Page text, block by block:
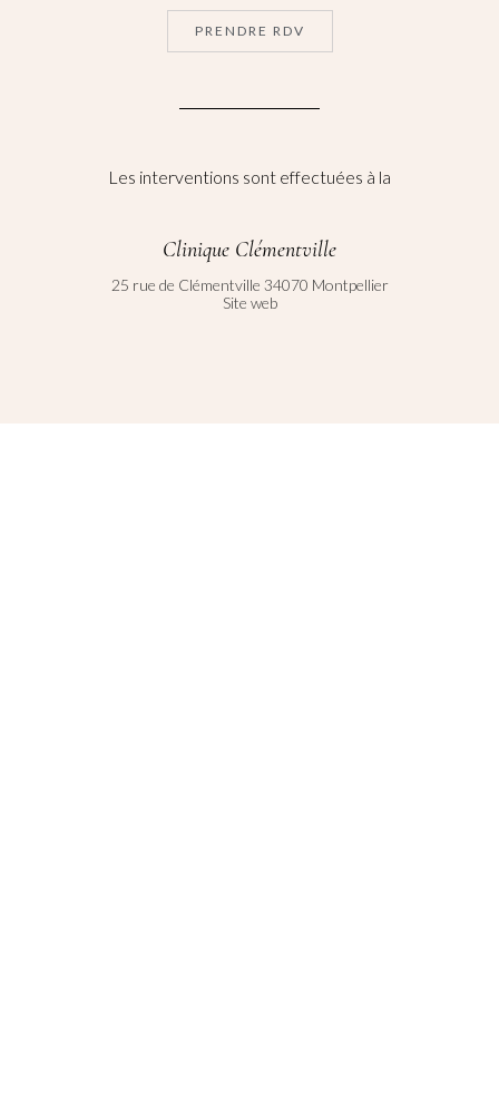
PRENDRE RDV
Les interventions sont effectuées à la
Clinique Clémentville
25 rue de Clémentville 34070 Montpellier
Site web